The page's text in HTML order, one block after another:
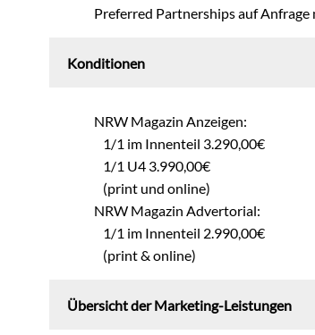
Preferred Partnerships auf Anfrage
Konditionen
NRW Magazin Anzeigen:
1/1 im Innenteil 3.290,00€
1/1 U4 3.990,00€
(print und online)
NRW Magazin Advertorial:
1/1 im Innenteil 2.990,00€
(print & online)
Übersicht der Marketing-Leistungen